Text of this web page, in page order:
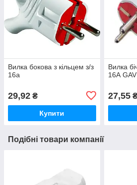
Вилка бокова з кільцем з/з
16а
29,92 ₴
Купити
Вилка
16А
27,55
Подібні товари компанії